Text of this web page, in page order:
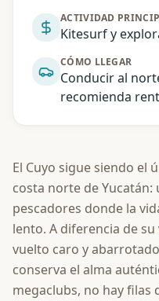
ACTIVIDAD
Kitesurf y
CÓMO LLEGAR
Conducir al
recomienda
El Cuyo sigue siendo el
costa norte de
pescadores donde la
lento. A diferencia de
vuelto caro y
conserva el alma
megaclubs, no hay filas